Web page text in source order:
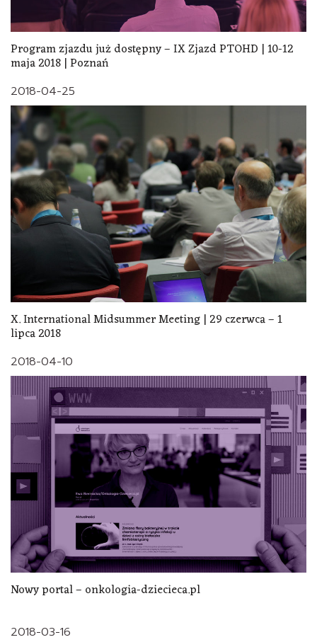
Program zjazdu już dostępny – IX Zjazd PTOHD | 10-12
maja 2018 | Poznań
2018-04-25
X. International Midsummer Meeting | 29 czerwca – 1
lipca 2018
2018-04-10
Nowy portal – onkologia-dziecieca.pl
2018-03-16